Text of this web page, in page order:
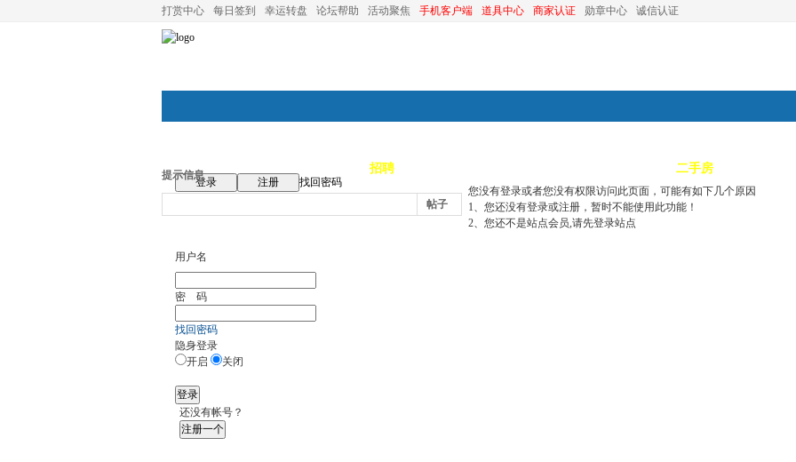
打赏中心 每日签到 幸运转盘 论坛帮助 活动聚焦 手机客户端 道具中心 商家认证 勋章中心 诚信认证
论坛首页 招聘 二手房
登录 注册
找回密码
帖子
提示信息
您没有登录或者您没有权限访问此页面，可能有如下几个原因
1、您还没有登录或注册，暂时不能使用此功能！
2、您还不是站点会员,请先登录站点
用户名
密 码
找回密码
隐身登录
开启
关闭
登录
还没有帐号？
注册一个